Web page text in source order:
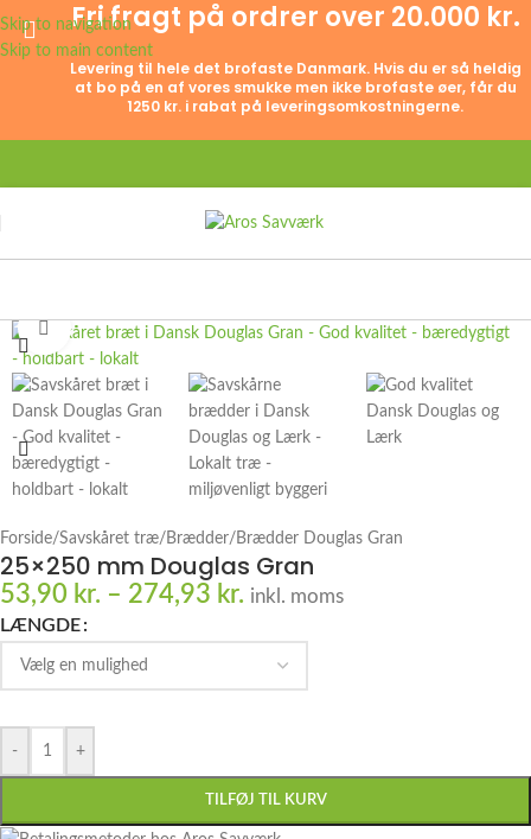
Skip to navigation
Skip to main content
Fri fragt på ordrer over 20.000 kr.
Levering til hele det brofaste Danmark. Hvis du er så heldig
at bo på en af vores smukke men ikke brofaste øer, får du
1250 kr. i rabat på leveringsomkostningerne.
Click to enlarge
Forside/Savskåret træ/ Brædder/ Brædder Douglas Gran
25×250 mm Douglas Gran
53,90 kr. – 274,93 kr. inkl. moms
LÆNGDE
- +
TILFØJ TIL KURV